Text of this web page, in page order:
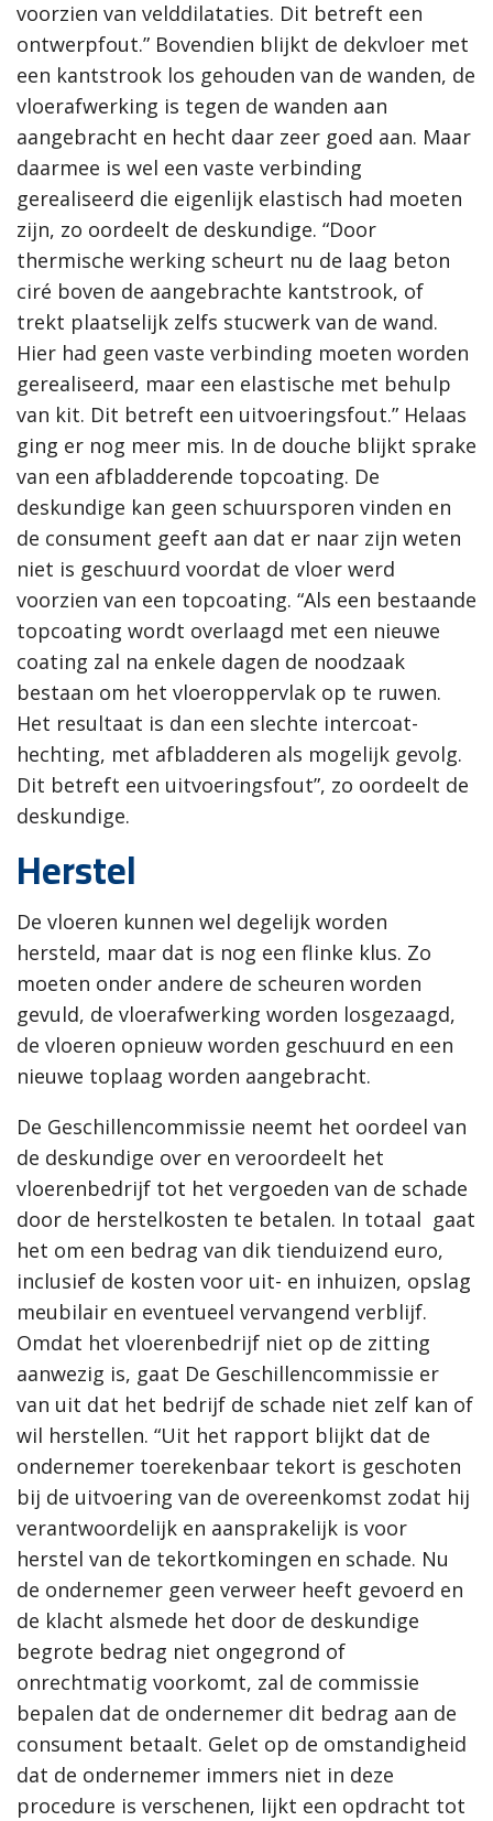
voorzien van velddilataties. Dit betreft een
ontwerpfout.” Bovendien blijkt de dekvloer met
een kantstrook los gehouden van de wanden, de
vloerafwerking is tegen de wanden aan
aangebracht en hecht daar zeer goed aan. Maar
daarmee is wel een vaste verbinding
gerealiseerd die eigenlijk elastisch had moeten
zijn, zo oordeelt de deskundige. “Door
thermische werking scheurt nu de laag beton
ciré boven de aangebrachte kantstrook, of
trekt plaatselijk zelfs stucwerk van de wand.
Hier had geen vaste verbinding moeten worden
gerealiseerd, maar een elastische met behulp
van kit. Dit betreft een uitvoeringsfout.” Helaas
ging er nog meer mis. In de douche blijkt sprake
van een afbladderende topcoating. De
deskundige kan geen schuursporen vinden en
de consument geeft aan dat er naar zijn weten
niet is geschuurd voordat de vloer werd
voorzien van een topcoating. “Als een bestaande
topcoating wordt overlaagd met een nieuwe
coating zal na enkele dagen de noodzaak
bestaan om het vloeroppervlak op te ruwen.
Het resultaat is dan een slechte intercoat-
hechting, met afbladderen als mogelijk gevolg.
Dit betreft een uitvoeringsfout”, zo oordeelt de
deskundige.
Herstel
De vloeren kunnen wel degelijk worden
hersteld, maar dat is nog een flinke klus. Zo
moeten onder andere de scheuren worden
gevuld, de vloerafwerking worden losgezaagd,
de vloeren opnieuw worden geschuurd en een
nieuwe toplaag worden aangebracht.
De Geschillencommissie neemt het oordeel van
de deskundige over en veroordeelt het
vloerenbedrijf tot het vergoeden van de schade
door de herstelkosten te betalen. In totaal gaat
het om een bedrag van dik tienduizend euro,
inclusief de kosten voor uit- en inhuizen, opslag
meubilair en eventueel vervangend verblijf.
Omdat het vloerenbedrijf niet op de zitting
aanwezig is, gaat De Geschillencommissie er
van uit dat het bedrijf de schade niet zelf kan of
wil herstellen. “Uit het rapport blijkt dat de
ondernemer toerekenbaar tekort is geschoten
bij de uitvoering van de overeenkomst zodat hij
verantwoordelijk en aansprakelijk is voor
herstel van de tekortkomingen en schade. Nu
de ondernemer geen verweer heeft gevoerd en
de klacht alsmede het door de deskundige
begrote bedrag niet ongegrond of
onrechtmatig voorkomt, zal de commissie
bepalen dat de ondernemer dit bedrag aan de
consument betaalt. Gelet op de omstandigheid
dat de ondernemer immers niet in deze
procedure is verschenen, lijkt een opdracht tot